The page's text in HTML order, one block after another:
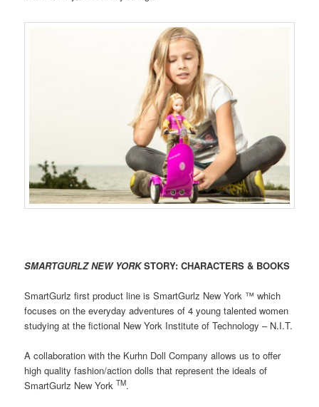
SMARTGURLZ NEW YORKSTORY: CHARACTERS & BOOKS
SmartGurlz first product line is SmartGurlz New York ™ which
focuses on the everyday adventures of 4 young talented women
studying at the fictional New York Institute of Technology – N.I.T.
A collaboration with the Kurhn Doll Company allows us to offer
high quality fashion/action dolls that represent the ideals of
SmartGurlz New YorkTM.